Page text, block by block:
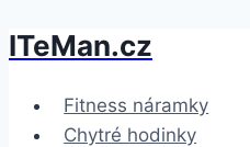
Přeskočit
obsah
ITeMan.cz
Fitness náramky
Chytré hodinky